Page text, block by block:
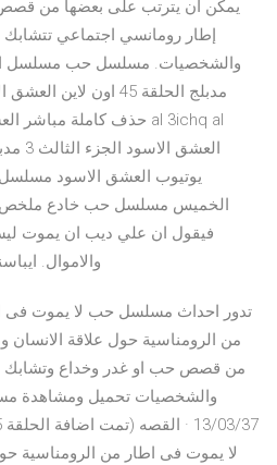
يمكن أن يترتب على بعضها من
إطار رومانسي اجتماعي
فيقول ان علي ديب ان يموت
والاموال.
من الرومناسية حول علاقة الانسان
من قصص حب او غدر وخداع وتشابك
لا يموت فى اطار من الرومناسية